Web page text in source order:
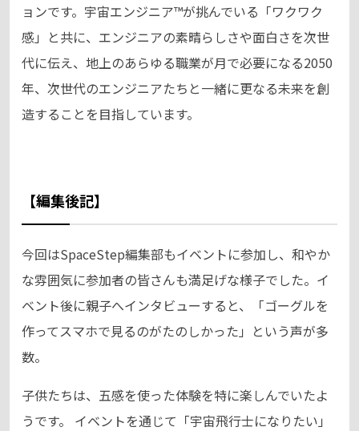
ョンです。宇宙エンジニア™が挑んでいる「ワクワク
感」と共に、エンジニアの素晴らしさや面白さを次世
代に伝え、地上のあらゆる職業が月で必要になる2050
年、次世代のエンジニアたちと一緒に更なる未来を創
造することを目指しています。
【編集後記】
今回はSpaceStep編集部もイベントに参加し、和やか
な雰囲気に参加者の皆さんも満足げな様子でした。イ
ベント後に親子へインタビューすると、「ゴーグルを
作ってスマホで見るのがたのしかった」という声が多
数。
子供たちは、五感を使った体験を特に楽しんでいたよ
うです。 イベントを通じて「宇宙飛行士になりたい」